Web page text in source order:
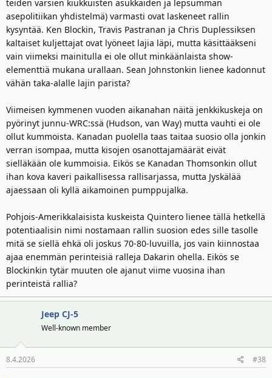
teiden varsien kiukkuisten asukkaiden ja lepsumman
asepolitiikan yhdistelmä) varmasti ovat laskeneet rallin
kysyntää. Ken Blockin, Travis Pastranan ja Chris Duplessiksen
kaltaiset kuljettajat ovat lyöneet lajia läpi, mutta käsittääkseni
vain viimeksi mainitulla ei ole ollut minkäänlaista show-
elementtiä mukana urallaan. Sean Johnstonkin lienee kadonnut
vähän taka-alalle lajin parista?
Viimeisen kymmenen vuoden aikanahan näitä jenkkikuskeja on
pyörinyt junnu-WRC:ssä (Hudson, van Way) mutta vauhti ei ole
ollut kummoista. Kanadan puolella taas taitaa suosio olla jonkin
verran isompaa, mutta kisojen osanottajamäärät eivät
sielläkään ole kummoisia. Eikös se Kanadan Thomsonkin ollut
ihan kova kaveri paikallisessa rallisarjassa, mutta Jyskälää
ajaessaan oli kyllä aikamoinen pumppujalka.
Pohjois-Amerikkalaisista kuskeista Quintero lienee tällä hetkellä
potentiaalisin nimi nostamaan rallin suosion edes sille tasolle
mitä se siellä ehkä oli joskus 70-80-luvuilla, jos vain kiinnostaa
ajaa enemmän perinteisiä ralleja Dakarin ohella. Eikös se
Blockinkin tytär muuten ole ajanut viime vuosina ihan
perinteistä rallia?
Jeep CJ-5
Well-known member
8.4.2026 #38